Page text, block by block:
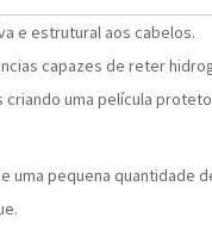
e estrutural aos cabelos.
capazes de reter
uma película
pequena quantidade